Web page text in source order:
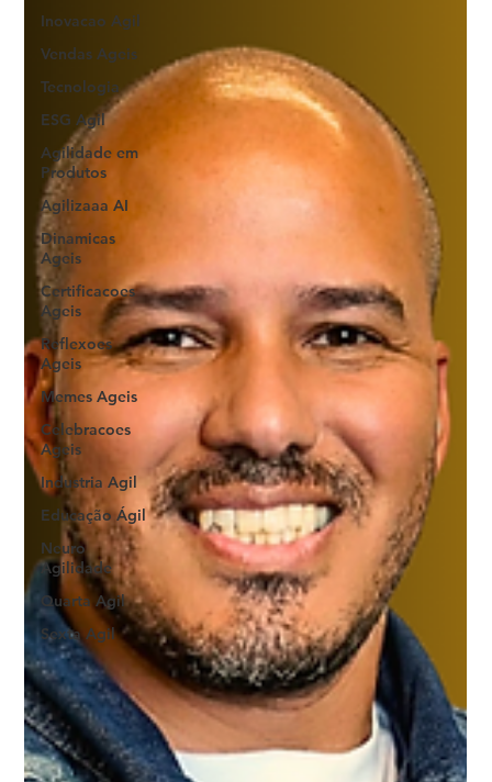
Inovacao Agil
Vendas Ageis
Tecnologia
ESG Agil
Agilidade em
Produtos
Agilizaaa AI
Dinamicas
Ageis
Certificacoes
Ageis
Reflexoes
Ageis
Memes Ageis
Celebracoes
Ageis
Industria Agil
Educação Ágil
Neuro
Agilidade
Quarta Agil
Sexta Agil